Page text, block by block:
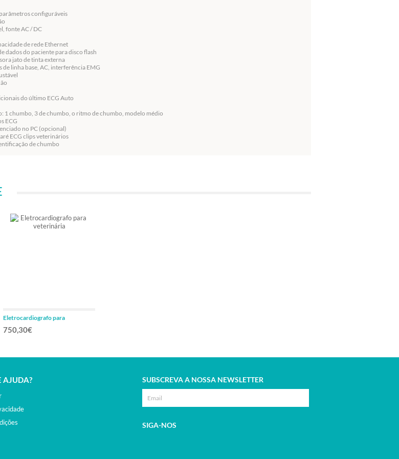
configuráveis
fonte AC / DC
de rede Ethernet
dados do paciente para disco flash
jato de tinta externa
linha base, AC, interferência EMG
do último ECG Auto
1 chumbo, 3 de chumbo, o ritmo de chumbo, modelo médio
ECG
no PC (opcional)
ECG clips veterinários
de chumbo
Eletrocardiografo para
750,30€
AJUDA? SUBSCREVA A NOSSA NEWSLETTER
SIGA-NOS